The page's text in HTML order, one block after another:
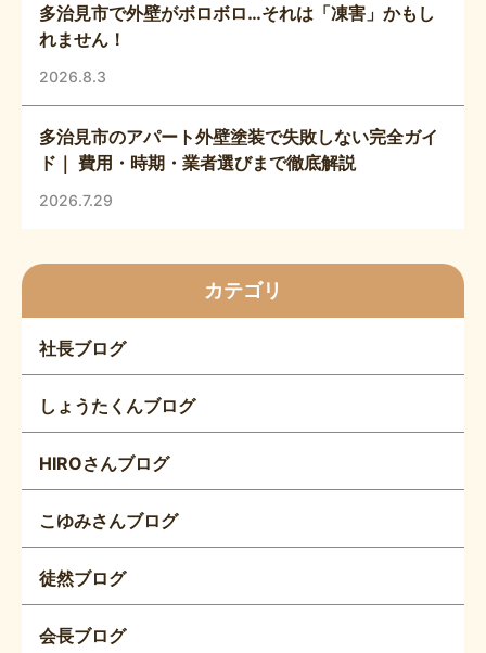
多治見市で外壁がボロボロ…それは「凍害」かもし
れません！
2026.8.3
多治見市のアパート外壁塗装で失敗しない完全ガイ
ド｜ 費用・時期・業者選びまで徹底解説
2026.7.29
カテゴリ
社長ブログ
しょうたくんブログ
HIROさんブログ
こゆみさんブログ
徒然ブログ
会長ブログ